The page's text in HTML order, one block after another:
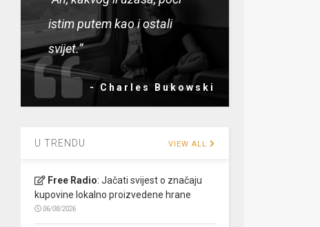
istim putem kao i ostali
svijet.”
- Charles Bukowski
U TRENDU VIEW ALL
Free Radio: Jačati svijest o značaju
kupovine lokalno proizvedene hrane
06/08/2026